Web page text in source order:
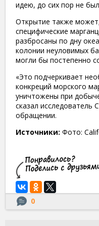
идею, до сих пор не
Открытие также
специфические
разбросаны по дну
колонии неуловимых
могли бы постепенно
«Это подчеркивает
конкреций морского
уничтожены при
сказал исследователь
обращении.
Источники: Фото:
0